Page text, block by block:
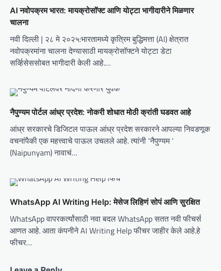
v
i
g
a
t
i
o
n
AI नवोपक्रम भारत: मायक्रोसॉफ्ट आणि योट्टा भागीदारीने मिळणार
चालना
नवी दिल्ली | २८ मे २०२५:भारतामध्ये कृत्रिम बुद्धिमत्ता (AI) क्षेत्रात
नवोपक्रमांना चालना देण्यासाठी मायक्रोसॉफ्टने योट्टा डेटा
सर्व्हिसेससोबत भागीदारी केली आहे.…
नैपुण्यम पोर्टल आंध्र प्रदेश: नोकरी शोधात मोठी क्रांती घडवत आहे
आंध्र सरकारचे डिजिटल पाऊल आंध्र प्रदेश सरकारने आपल्या निवडणूक
वचनांपैकी एक महत्त्वाचे पाऊल उचलले आहे. त्यांनी ‘नैपुण्यम ‘
(Naipunyam) नावाचं…
WhatsApp AI Writing Help: मेसेज लिहिणं सोपं आणि सुरक्षित
WhatsApp वापरकर्त्यांसाठी नवा बदल WhatsApp सतत नवी फीचर्स
आणत आहे. आता कंपनीने AI Writing Help फीचर जाहीर केले आहे.हे
फीचर…